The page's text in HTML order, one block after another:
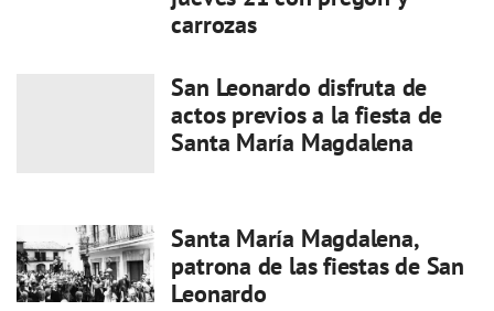
carrozas
San Leonardo disfruta de
actos previos a la fiesta de
Santa María Magdalena
Santa María Magdalena,
patrona de las fiestas de San
Leonardo